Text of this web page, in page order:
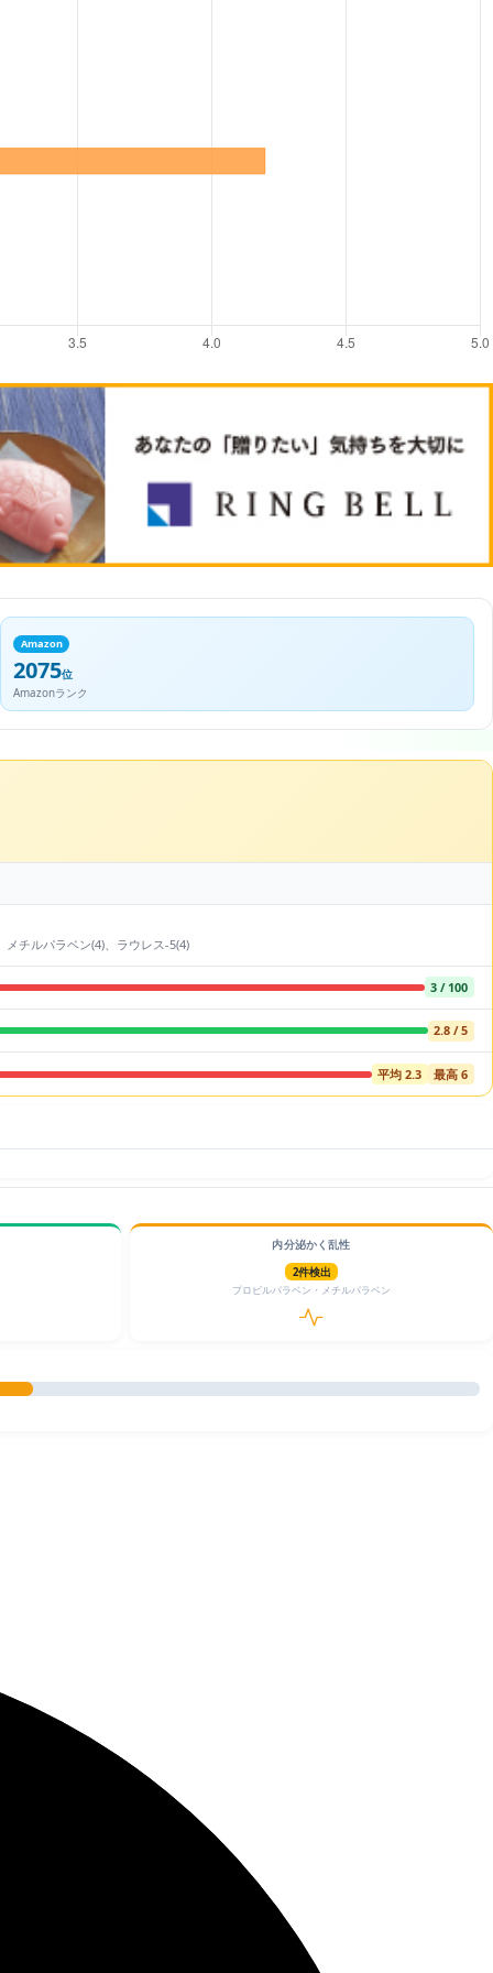
Amazon
2075位
Amazonランク
メチルパラベン(4)、ラウレス-5(4)
3 / 100
2.8 / 5
平均 2.3 最高 6
内分泌かく乱性
2件検出
プロピルパラベン・メチルパラベン